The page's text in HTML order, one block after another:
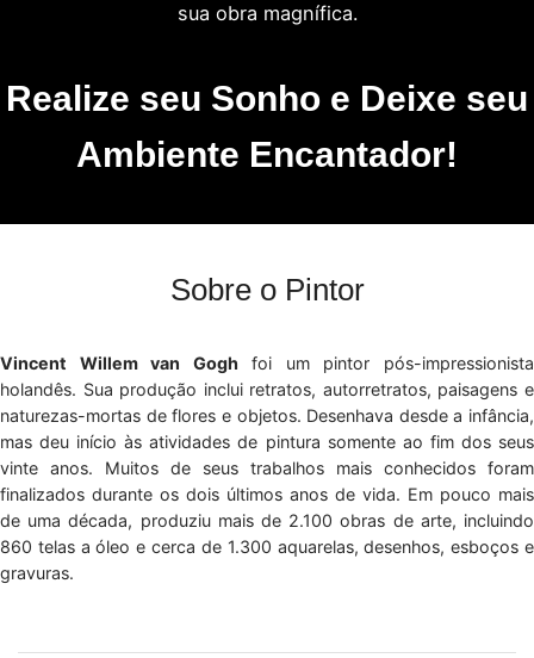
sua obra magnífica.
Realize seu Sonho e Deixe seu
Ambiente Encantador!
Sobre o Pintor
Vincent Willem van Gogh foi um pintor pós-impressionista
holandês. Sua produção inclui retratos, autorretratos, paisagens e
naturezas-mortas de flores e objetos. Desenhava desde a infância,
mas deu início às atividades de pintura somente ao fim dos seus
vinte anos. Muitos de seus trabalhos mais conhecidos foram
finalizados durante os dois últimos anos de vida. Em pouco mais
de uma década, produziu mais de 2.100 obras de arte, incluindo
860 telas a óleo e cerca de 1.300 aquarelas, desenhos, esboços e
gravuras.